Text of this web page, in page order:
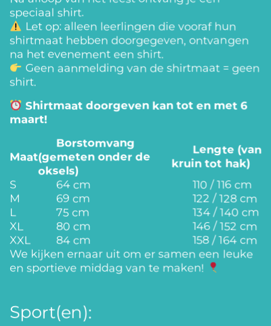
speciaal shirt.
Let op: alleen leerlingen die vooraf hun
shirtmaat hebben doorgegeven, ontvangen
na het evenement een shirt.
Geen aanmelding van de shirtmaat = geen
shirt.
Shirtmaat doorgeven kan tot en met 6
maart!
Maat
Borstomvang
(gemeten onder de
oksels)
Lengte (van
kruin tot hak)
S
64 cm
110 / 116 cm
M
69 cm
122 / 128 cm
L
75 cm
134 / 140 cm
XL
80 cm
146 / 152 cm
XXL
84 cm
158 / 164 cm
We kijken ernaar uit om er samen een leuke
en sportieve middag van te maken!
Sport(en):